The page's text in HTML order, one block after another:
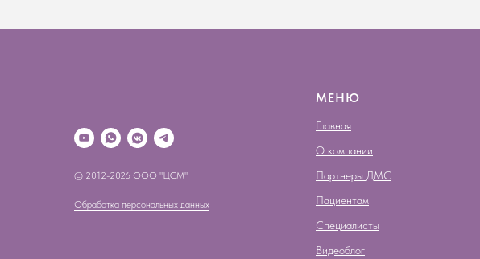
© 2012-2026 ООО "ЦСМ"
Обработка персональных данных
МЕНЮ
Главная
О компании
Партнеры ДМС
Пациентам
Специалисты
Видеоблог